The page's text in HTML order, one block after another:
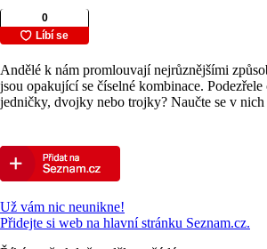
Andělé k nám promlouvají nejrůznějšími
jsou opakující se číselné kombinace. Podezřele
jedničky, dvojky nebo trojky? Naučte se v nich
Už vám nic neunikne!
Přidejte si web na hlavní stránku Seznam.cz.